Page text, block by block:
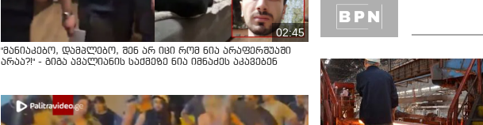
02:45
"მანიაკებო, დამპლებო, შენ არ იცი რომ ნია არაფერშუაში
არაა?!" - გიგა ავალიანის საქმეზე ნია იმნაძეს აკავებენ